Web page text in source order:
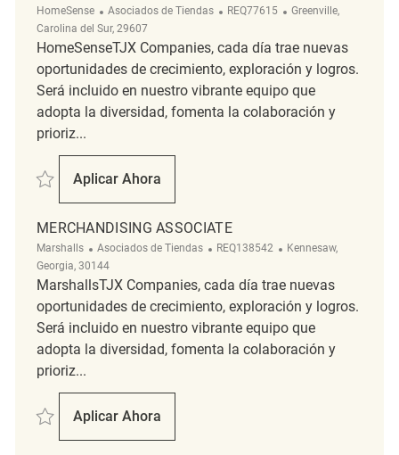
HomeSense Categoría
Asociados de Tiendas ReqId
REQ77615 Ubicación
Greenville,
Carolina del Sur, 29607
HomeSenseTJX Companies, cada día trae nuevas
oportunidades de crecimiento, exploración y logros.
Será incluido en nuestro vibrante equipo que
adopta la diversidad, fomenta la colaboración y
prioriz...
Salvar FT Merchandising Coordinator REQ77615
Aplicar Ahora
FT Merchandising Coordinator
MERCHANDISING ASSOCIATE
Marshalls Categoría
Asociados de Tiendas ReqId
REQ138542 Ubicación
Kennesaw,
Georgia, 30144
MarshallsTJX Companies, cada día trae nuevas
oportunidades de crecimiento, exploración y logros.
Será incluido en nuestro vibrante equipo que
adopta la diversidad, fomenta la colaboración y
prioriz...
Salvar Merchandising Associate REQ138542
Aplicar Ahora
Merchandising Associate